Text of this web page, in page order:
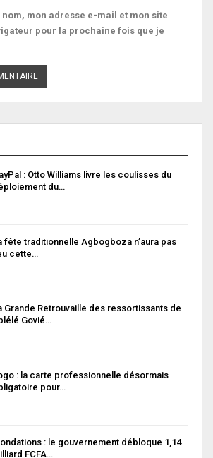
mon adresse e-mail et mon site
pour la prochaine fois que je
: Otto Williams livre les coulisses du
du…
fête traditionnelle Agbogboza n’aura pas
cette…
Grande Retrouvaille des ressortissants de
Govié…
: la carte professionnelle désormais
pour…
: le gouvernement débloque 1,14
FCFA…